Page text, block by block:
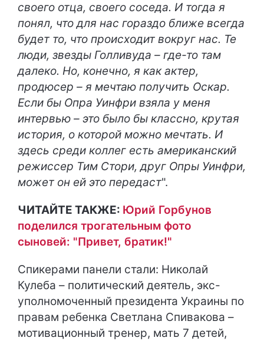
своего отца, своего соседа. И тогда я
понял, что для нас гораздо ближе всегда
будет то, что происходит вокруг нас. Те
люди, звезды Голливуда – где-то там
далеко. Но, конечно, я как актер,
продюсер – я мечтаю получить Оскар.
Если бы Опра Уинфри взяла у меня
интервью – это было бы классно, крутая
история, о которой можно мечтать. И
здесь среди коллег есть американский
режиссер Тим Стори, друг Опры Уинфри,
может он ей это передаст".
ЧИТАЙТЕ ТАКЖЕ: Юрий Горбунов
поделился трогательным фото
сыновей: "Привет, братик!"
Спикерами панели стали: Николай
Кулеба – политический деятель, экс-
уполномоченный президента Украины по
правам ребенка Светлана Спивакова –
мотивационный тренер, мать 7 детей,